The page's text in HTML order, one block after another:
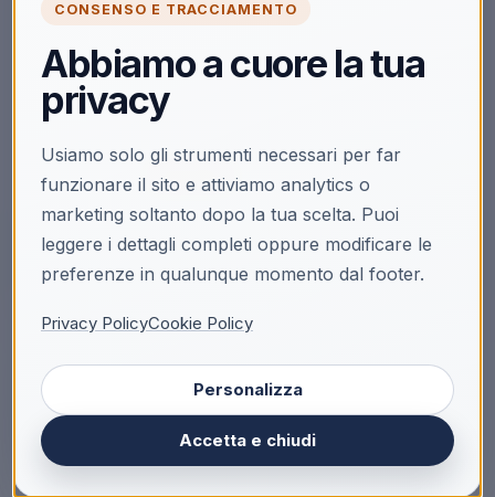
CONSENSO E TRACCIAMENTO
Abbiamo a cuore la tua
privacy
Usiamo solo gli strumenti necessari per far
funzionare il sito e attiviamo analytics o
marketing soltanto dopo la tua scelta. Puoi
leggere i dettagli completi oppure modificare le
preferenze in qualunque momento dal footer.
Privacy PolicyCookie Policy
Personalizza
Accetta e chiudi
🔒
Accedi per vedere i prezzi
Solo i clienti registrati e abilitati possono visualizzare i
Registrati
Descrizione
Beko RDSA310K40WN: Frigorifero Doppia Porta,
Statico, 59.5 cm, 306 L, SN-ST, 37 dB, 3,2 kg/24h,
E, Bianco
Compressore ProSmart™ Inverter